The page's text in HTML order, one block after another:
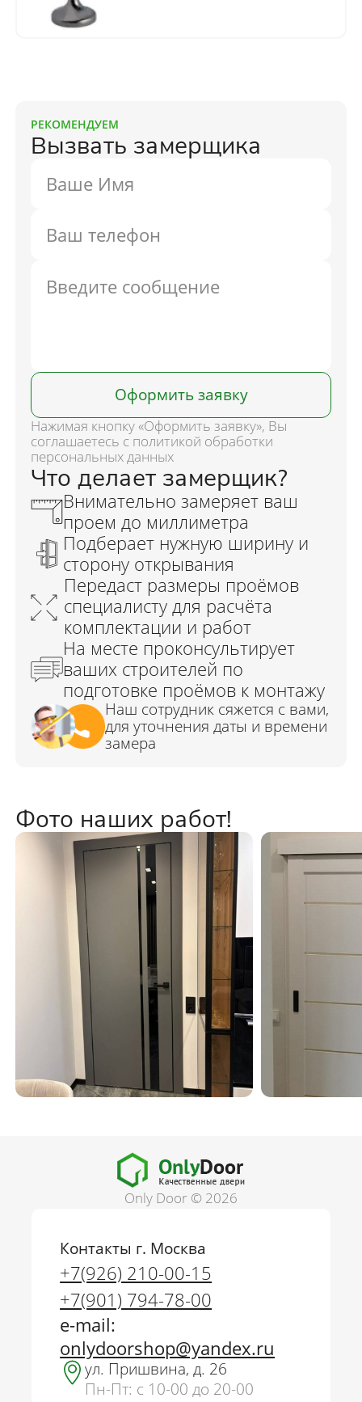
РЕКОМЕНДУЕМ
Вызвать замерщика
Оформить заявку
Нажимая кнопку «Оформить заявку», Вы
соглашаетесь с политикой обработки
персональных данных
Фото наших работ!
Only Door © 2026
Контакты г. Москва
+7(926) 210-00-15
+7(901) 794-78-00
e-mail:
onlydoorshop@yandex.ru
ул. Пришвина, д. 26
Пн-Пт: с 10-00 до 20-00